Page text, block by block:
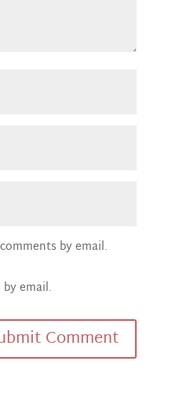
by email.
email.